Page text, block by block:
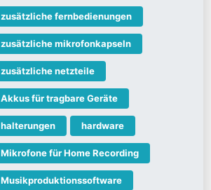
zusätzliche fernbedienungen
zusätzliche mikrofonkapseln
zusätzliche netzteile
Akkus für tragbare Geräte
halterungen hardware
Mikrofone für Home Recording
Musikproduktionssoftware